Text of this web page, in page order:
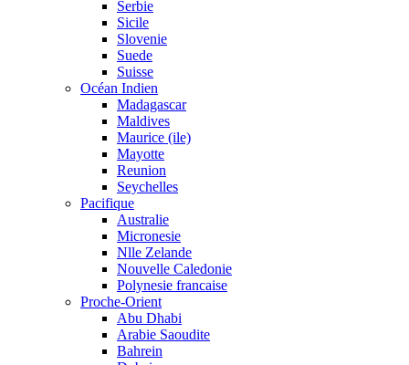
Serbie
Sicile
Slovenie
Suede
Suisse
Océan Indien
Madagascar
Maldives
Maurice (ile)
Mayotte
Reunion
Seychelles
Pacifique
Australie
Micronesie
Nlle Zelande
Nouvelle Caledonie
Polynesie francaise
Proche-Orient
Abu Dhabi
Arabie Saoudite
Bahrein